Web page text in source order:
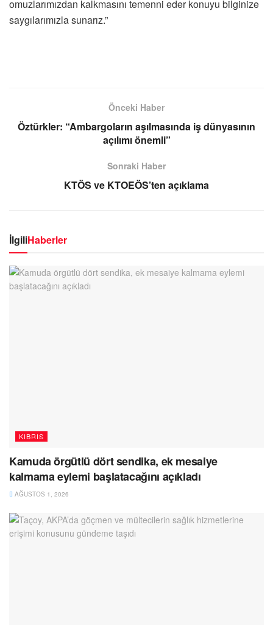
omuzlarımızdan kalkmasını temenni eder konuyu bilginize
saygılarımızla sunarız.”
Önceki Haber
Öztürkler: “Ambargoların aşılmasında iş dünyasının
açılımı önemli”
Sonraki Haber
KTÖS ve KTOEÖS’ten açıklama
İlgiliHaberler
KIBRIS
Kamuda örgütlü dört sendika, ek mesaiye
kalmama eylemi başlatacağını açıkladı
AĞUSTOS 1, 2026